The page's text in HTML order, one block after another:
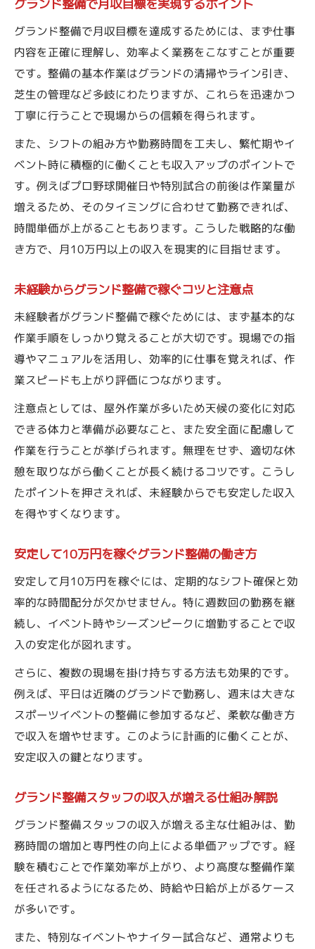
プロ野球現場を支えるグランド整備スタッフの
魅力
グランド整備スタッフのやりがいや魅力と
は
プロ野球現場で活躍するグランド整備の役
割
裏方として支えるグランド整備の仕事の特
徴
グランド整備で感じる現場の一体感と誇り
プロの現場で求められるグランド整備の技
術
未経験から始めるグランド整備で叶う安定収入
コツ
グランド整備スタッフの研修とサポート体
制
初めてでも安心なグランド整備の業務内容
ト
グランド整備スタッフの収入モデルを解説
グランド整備スタッフならではの日常業務を深
グランド整備スタッフの主な一日の流れ解
試合前後に行うグランド整備の業務内容
グランド整備で活躍する裏方スタッフの役
割
グランド整備に必要な知識と基本作業とは
季節や天候で変わるグランド整備の工夫
柔軟なシフトで叶える副業と両立のグランド整
備
グランド整備は副業との両立がしやすい理
由
柔軟シフトで選べるグランド整備の働き方
短時間勤務も可能なグランド整備スタッフ
募集
グランド整備で無理なく副収入を得る方法
長く続けられるグランド整備の働き方を徹底解
説
グランド整備の仕事を長く続けるコツと秘
訣
グランド整備で月収目標を実現するポイント
グランド整備で月収目標を達成するためには、まず仕事
内容を正確に理解し、効率よく業務をこなすことが重要
です。整備の基本作業はグランドの清掃やライン引き、
芝生の管理など多岐にわたりますが、これらを迅速かつ
丁寧に行うことで現場からの信頼を得られます。
また、シフトの組み方や勤務時間を工夫し、繁忙期やイ
ベント時に積極的に働くことも収入アップのポイントで
す。例えばプロ野球開催日や特別試合の前後は作業量が
増えるため、そのタイミングに合わせて勤務できれば、
時間単価が上がることもあります。こうした戦略的な働
き方で、月10万円以上の収入を現実的に目指せます。
未経験からグランド整備で稼ぐコツと注意点
未経験者がグランド整備で稼ぐためには、まず基本的な
作業手順をしっかり覚えることが大切です。現場での指
導やマニュアルを活用し、効率的に仕事を覚えれば、作
業スピードも上がり評価につながります。
注意点としては、屋外作業が多いため天候の変化に対応
できる体力と準備が必要なこと、また安全面に配慮して
作業を行うことが挙げられます。無理をせず、適切な休
憩を取りながら働くことが長く続けるコツです。こうし
たポイントを押さえれば、未経験からでも安定した収入
を得やすくなります。
安定して10万円を稼ぐグランド整備の働き方
安定して月10万円を稼ぐには、定期的なシフト確保と効
率的な時間配分が欠かせません。特に週数回の勤務を継
続し、イベント時やシーズンピークに増勤することで収
入の安定化が図れます。
さらに、複数の現場を掛け持ちする方法も効果的です。
例えば、平日は近隣のグランドで勤務し、週末は大きな
スポーツイベントの整備に参加するなど、柔軟な働き方
で収入を増やせます。このように計画的に働くことが、
安定収入の鍵となります。
グランド整備スタッフの収入が増える仕組み解説
グランド整備スタッフの収入が増える主な仕組みは、勤
務時間の増加と専門性の向上による単価アップです。経
験を積むことで作業効率が上がり、より高度な整備作業
を任されるようになるため、時給や日給が上がるケース
が多いです。
また、特別なイベントやナイター試合など、通常よりも